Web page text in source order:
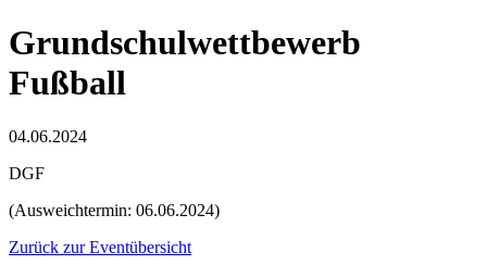
Grundschulwettbewerb
Fußball
04.06.2024
DGF
(Ausweichtermin: 06.06.2024)
Zurück zur Eventübersicht